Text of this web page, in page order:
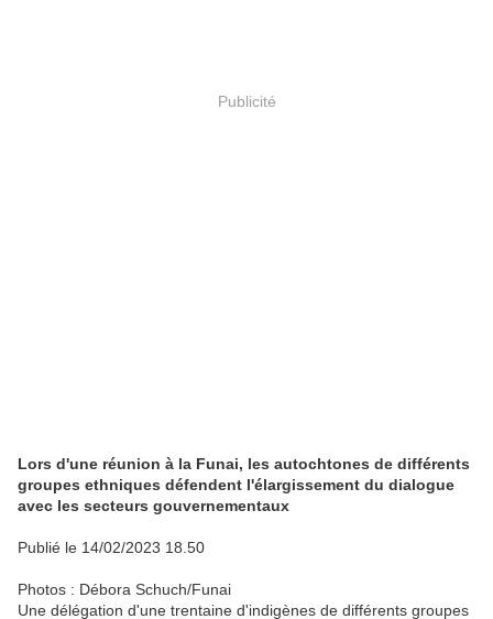
Publicité
Lors d'une réunion à la Funai, les autochtones de différents
groupes ethniques défendent l'élargissement du dialogue
avec les secteurs gouvernementaux
Publié le 14/02/2023 18.50
Photos : Débora Schuch/Funai
Une délégation d'une trentaine d'indigènes de différents groupes